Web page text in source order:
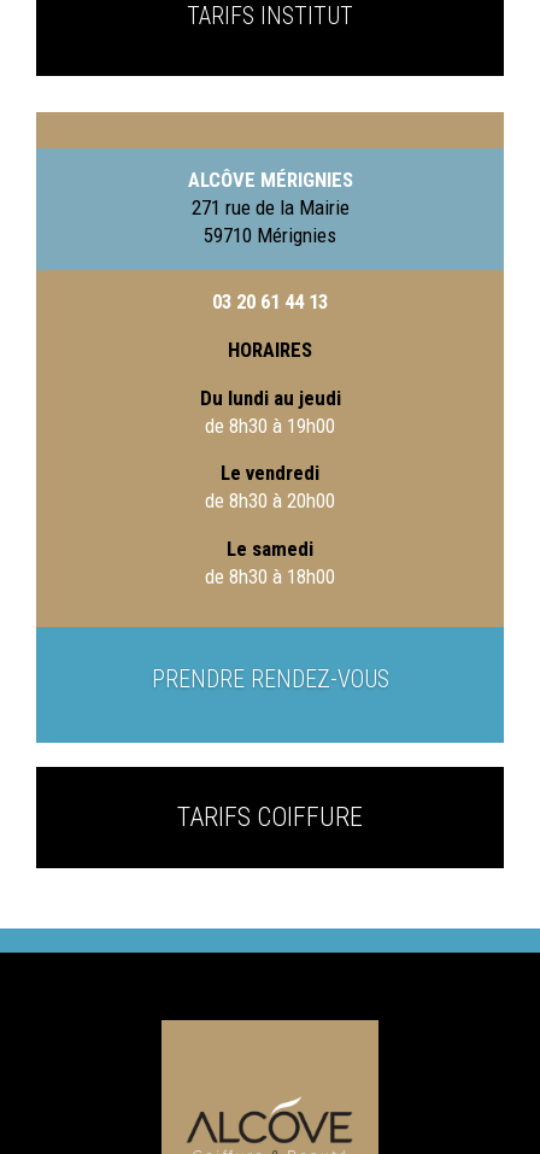
TARIFS INSTITUT
ALCÔVE MÉRIGNIES
271 rue de la Mairie
59710 Mérignies
03 20 61 44 13
HORAIRES
Du lundi au jeudi
de 8h30 à 19h00
Le vendredi
de 8h30 à 20h00
Le samedi
de 8h30 à 18h00
PRENDRE RENDEZ-VOUS
TARIFS COIFFURE